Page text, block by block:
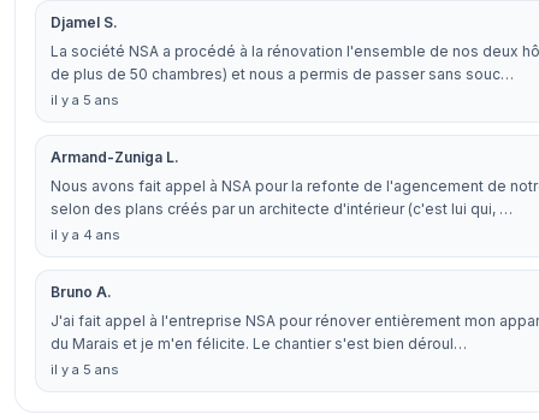
Djamel S.
La société NSA a procédé à la rénovation l'ensemble de nos deux
de plus de 50 chambres) et nous a permis de passer sans souc…
il y a 5 ans
Armand-Zuniga L.
Nous avons fait appel à NSA pour la refonte de l'agencement de
selon des plans créés par un architecte d'intérieur (c'est lui qui, …
il y a 4 ans
Bruno A.
J'ai fait appel à l'entreprise NSA pour rénover entièrement mon
du Marais et je m'en félicite. Le chantier s'est bien déroul…
il y a 5 ans